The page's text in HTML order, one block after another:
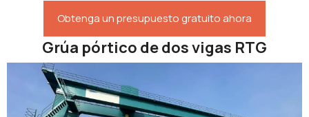
Obtenga un presupuesto gratuito ahora
Grúa pórtico de dos vigas RTG